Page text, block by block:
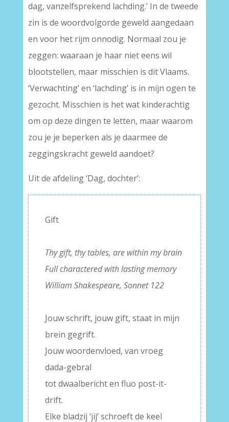
dag, vanzelfsprekend lachding.’ In de tweede
zin is de woordvolgorde geweld aangedaan
en voor het rijm onnodig. Normaal zou je
zeggen: waaraan je haar niet eens wil
blootstellen, maar misschien is dit Vlaams.
‘Verwachting’ en ‘lachding’ is in mijn ogen te
gezocht. Misschien is het wat kinderachtig
om op deze dingen te letten, maar waarom
zou je je beperken als je daarmee de
zeggingskracht geweld aandoet?
Uit de afdeling ‘Dag, dochter’:
Gift
Thy gift, thy tables, are within my brain
Full charactered with lasting memory
William Shakespeare, Sonnet 122
Jouw schrift, jouw gift, staat in mijn
brein gegrift.
Jouw woordenvloed, van vroeg
dada-gebral
tot dwaalbericht en fluo post-it-
drift.
Elke bladzij ‘jij’ schroeft de keel